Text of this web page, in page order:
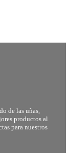
de las uñas,
productos al
para nuestros